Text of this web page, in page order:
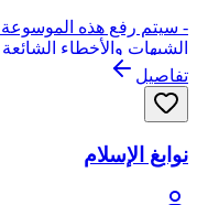
إعادة النظر في كتابات
تفاصيل
نوابغ الإسلام